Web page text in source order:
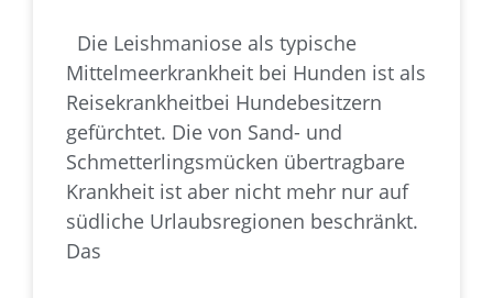
Die Leishmaniose als typische
Mittelmeerkrankheit bei Hunden ist als
Reisekrankheitbei Hundebesitzern
gefürchtet. Die von Sand- und
Schmetterlingsmücken übertragbare
Krankheit ist aber nicht mehr nur auf
südliche Urlaubsregionen beschränkt.
Das